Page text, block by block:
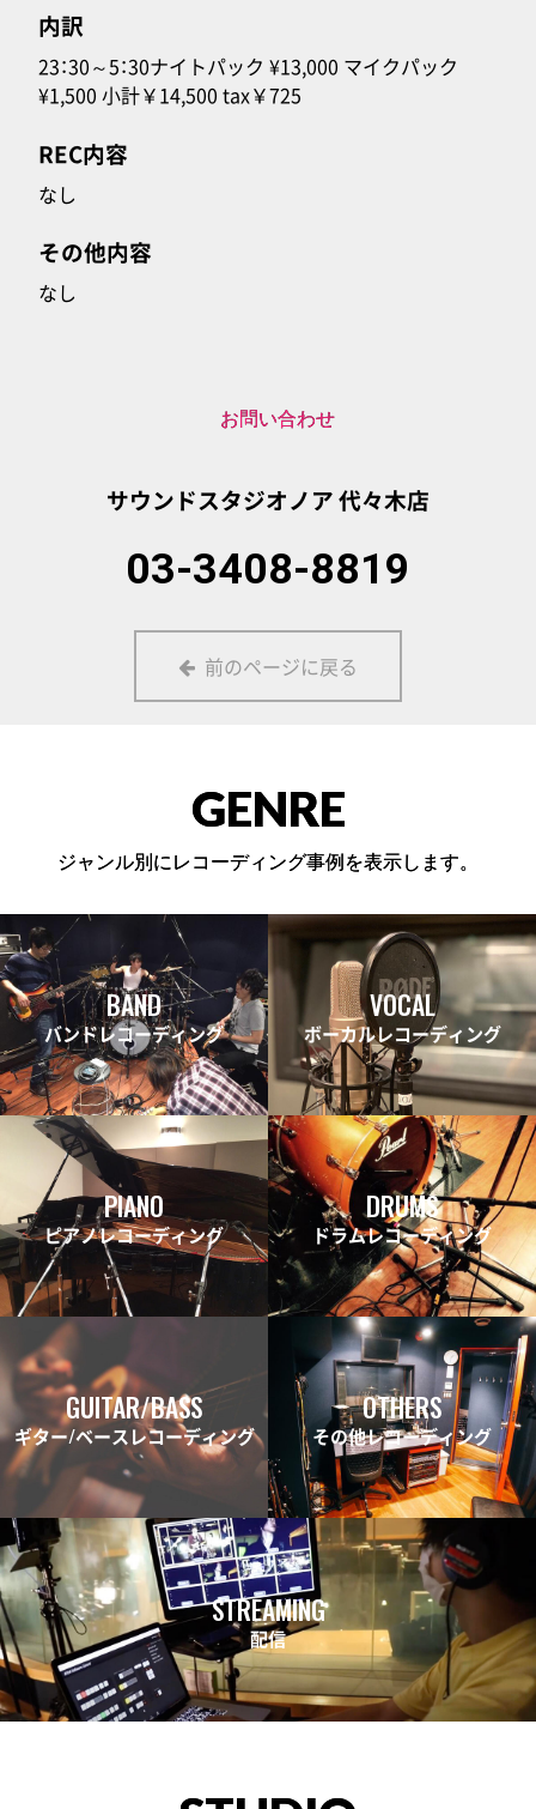
内訳
23：30～5：30ナイトパック ¥13,000 マイクパック
¥1,500 小計￥14,500 tax￥725
REC内容
なし
その他内容
なし
お問い合わせ
サウンドスタジオノア代々木店
03-3408-8819
前のページに戻る
GENRE
ジャンル別にレコーディング事例を表示します。
BAND
バンドレコーディング
VOCAL
ボーカルレコーディング
PIANO
ピアノレコーディング
DRUMS
ドラムレコーディング
GUITAR/BASS
ギター/ベースレコーディング
OTHERS
その他レコーディング
STREAMING
配信